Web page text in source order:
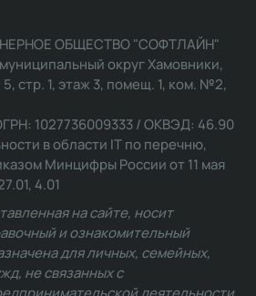
ОБЩЕСТВО "СОФТЛАЙН"
округ Хамовники,
стр. 1, этаж 3, помещ. 1, ком. №2,
1027736009333 / ОКВЭД: 46.90
в области IT по перечню,
Минцифры России от 11 мая
4.01
на сайте, носит
и ознакомительный
для личных, семейных,
не связанных с